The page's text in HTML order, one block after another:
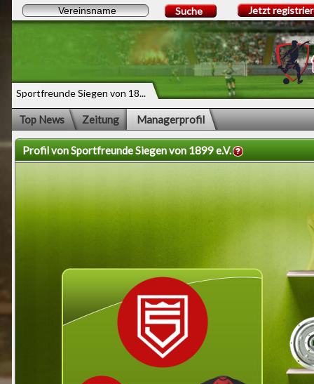
Sportfreunde Siegen von 18...
Suche Jetzt
Top News Zeitung Managerprofil
Profil von Sportfreunde Siegen von 1899 e.V.